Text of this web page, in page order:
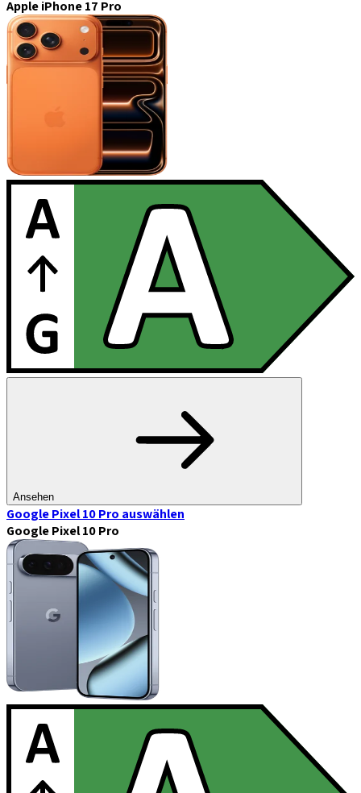
Apple iPhone 17 Pro
Ansehen
Google Pixel 10 Pro auswählen
Google Pixel 10 Pro